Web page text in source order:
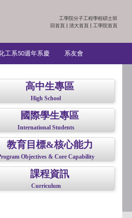
:::
工學院分子工程學程碩士班
回首頁 | 清大首頁 | 工學院首頁
工系50週年系慶 系友會
高中生專區
High School
國際學生專區
International Students
教育目標&核心能力
Objectives & Core Capability
課程資訊
Curriculum